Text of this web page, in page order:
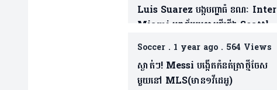
Luis Suarez បង្កបញ្ហាធំ ខណៈ Inter
Miami បរាជ័យក្រោមថ្វីជើង Seattle
Sounders ព្រឹត្តការណ៍ Leagues
Cup ផ្តាច់ព្រ័ត្រ(មាន១វីដេអូ)
Soccer. 1 year ago. 564 Views
ស្ងាត់ៗ! Messi បង្កើតកំនត់ត្រាថ្មីចែស
មួយនៅ MLS(មាន១វីដេអូ)